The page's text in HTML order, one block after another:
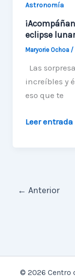
Astronomía
eclipse
Maryorie Ochoa /
Las
increíbles y
eso que te
eclipse
Leer entrada
← Anterior
© 2026 Centro